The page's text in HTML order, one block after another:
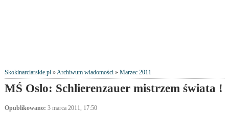
Skokinarciarskie.pl»Archiwum wiadomości» Marzec 2011
MŚ Oslo: Schlierenzauer mistrzem świata !
Opublikowano: 3 marca 2011, 17:50